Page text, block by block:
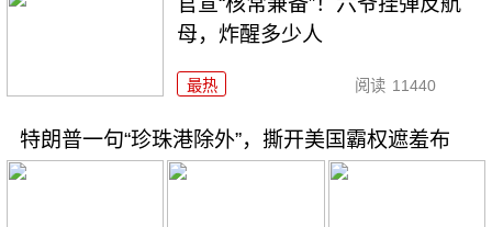
母，炸醒多少人
最热 阅读 11440
特朗普一句“珍珠港除外”，撕开美国霸权遮羞布